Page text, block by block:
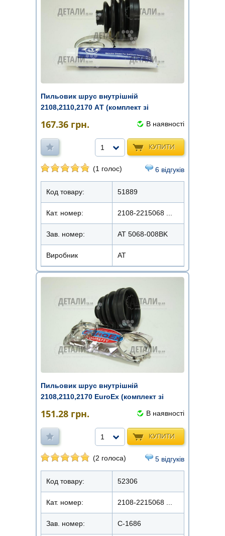
Пильовик шрус внутрішній
2108,2110,2170 AТ (комплект зі
167.36 грн. В наявності
КУПИТИ
1
(1 голос) 6 відгуків
Код товару: 51889
Кат. номер: 2108-2215068 ...
Зав. номер: AT 5068-008BK
Виробник АТ
Пильовик шрус внутрішній
2108,2110,2170 EuroEx (комплект зі
151.28 грн. В наявності
КУПИТИ
1
(2 голоса) 5 відгуків
Код товару: 52306
Кат. номер: 2108-2215068 ...
Зав. номер: C-1686